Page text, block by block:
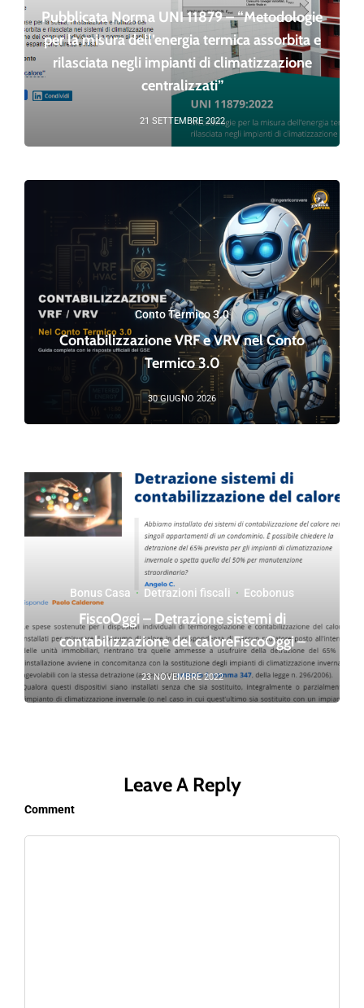
Pubblicata Norma UNI 11879 – “Metodologie
per la misura dell’energia termica assorbita e
rilasciata negli impianti di climatizzazione
centralizzati”
21 SETTEMBRE 2022
Conto Termico 3.0
Contabilizzazione VRF e VRV nel Conto
Termico 3.0
30 GIUGNO 2026
Bonus Casa · Detrazioni fiscali · Ecobonus
FiscoOggi – Detrazione sistemi di
contabilizzazione del caloreFiscoOggi –
23 NOVEMBRE 2022
Leave A Reply
Comment